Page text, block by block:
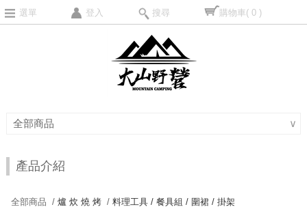
選單 登入 搜尋 購物車( 0 )
全部商品 ∨
產品介紹
全部商品 /爐 炊 燒 烤 /料理工具 / 餐具組 / 圍裙 / 掛架